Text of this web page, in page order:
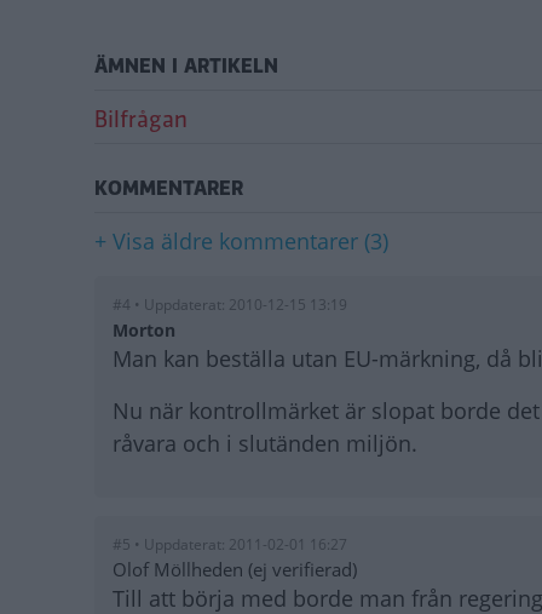
ÄMNEN I ARTIKELN
Bilfrågan
KOMMENTARER
+ Visa äldre kommentarer (3)
#4 • Uppdaterat: 2010-12-15 13:19
Morton
Man kan beställa utan EU-märkning, då
Nu när kontrollmärket är slopat borde
råvara och i slutänden miljön.
#5 • Uppdaterat: 2011-02-01 16:27
Olof Möllheden (ej verifierad)
Till att börja med borde man från